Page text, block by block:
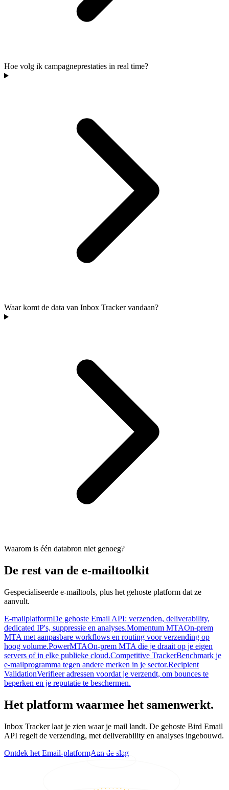
Hoe volg ik campagneprestaties in real time?
Waar komt de data van Inbox Tracker vandaan?
Waarom is één databron niet genoeg?
De rest van de e-mailtoolkit
Gespecialiseerde e-mailtools, plus het gehoste platform dat ze
aanvult.
E-mailplatformDe gehoste Email API: verzenden, deliverability,
dedicated IP's, suppressie en analyses.Momentum MTAOn-prem
MTA met aanpasbare workflows en routing voor verzending op
hoog volume.PowerMTAOn-prem MTA die je draait op je eigen
servers of in elke publieke cloud.Competitive TrackerBenchmark je
e-mailprogramma tegen andere merken in je sector.Recipient
ValidationVerifieer adressen voordat je verzendt, om bounces te
beperken en je reputatie te beschermen.
Het platform waarmee het samenwerkt.
Inbox Tracker laat je zien waar je mail landt. De gehoste Bird Email
API regelt de verzending, met deliverability en analyses ingebouwd.
Ontdek het Email-platformAan de slag